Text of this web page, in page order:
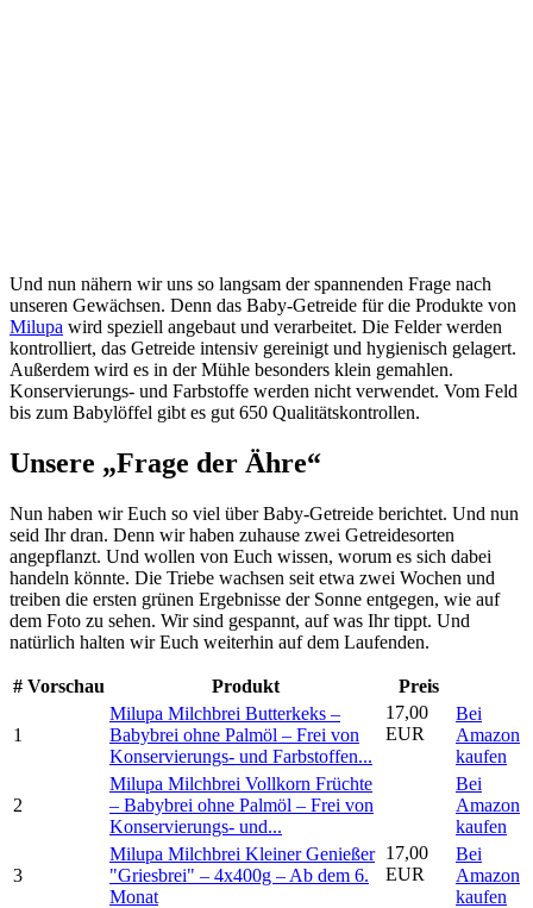
Und nun nähern wir uns so langsam der spannenden Frage nach
unseren Gewächsen. Denn das Baby-Getreide für die Produkte von
Milupa wird speziell angebaut und verarbeitet. Die Felder werden
kontrolliert, das Getreide intensiv gereinigt und hygienisch gelagert.
Außerdem wird es in der Mühle besonders klein gemahlen.
Konservierungs- und Farbstoffe werden nicht verwendet. Vom Feld
bis zum Babylöffel gibt es gut 650 Qualitätskontrollen.
Unsere „Frage der Ähre“
Nun haben wir Euch so viel über Baby-Getreide berichtet. Und nun
seid Ihr dran. Denn wir haben zuhause zwei Getreidesorten
angepflanzt. Und wollen von Euch wissen, worum es sich dabei
handeln könnte. Die Triebe wachsen seit etwa zwei Wochen und
treiben die ersten grünen Ergebnisse der Sonne entgegen, wie auf
dem Foto zu sehen. Wir sind gespannt, auf was Ihr tippt. Und
natürlich halten wir Euch weiterhin auf dem Laufenden.
# Vorschau Produkt Preis
1
Milupa Milchbrei Butterkeks –
Babybrei ohne Palmöl – Frei von
Konservierungs- und Farbstoffen...
17,00
EUR
Bei
Amazon
kaufen
2
Milupa Milchbrei Vollkorn Früchte
– Babybrei ohne Palmöl – Frei von
Konservierungs- und...
Bei
Amazon
kaufen
3
Milupa Milchbrei Kleiner Genießer
"Griesbrei" – 4x400g – Ab dem 6.
Monat
17,00
EUR
Bei
Amazon
kaufen